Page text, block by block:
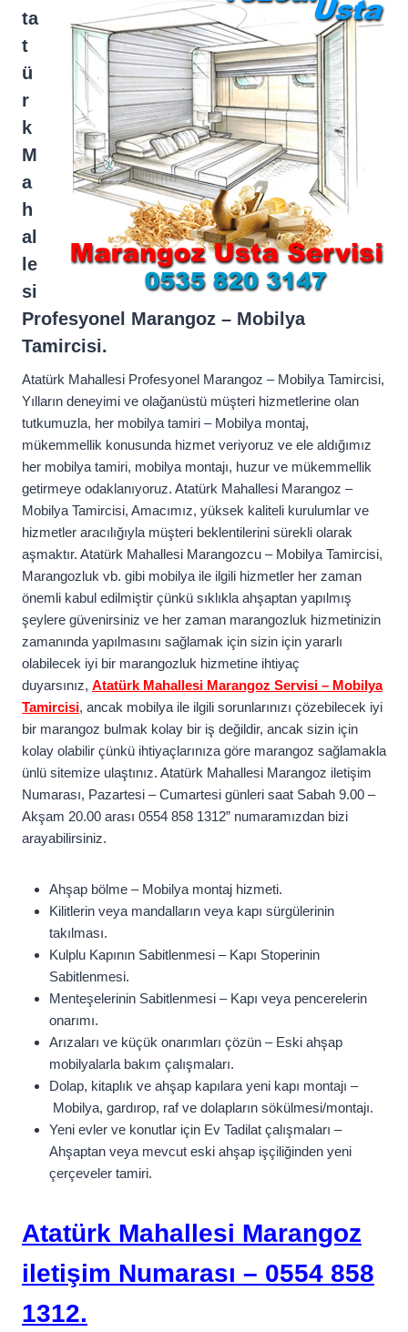
ta
t
ü
r
k
M
a
h
al
le
si
Profesyonel Marangoz – Mobilya
Tamircisi.
Atatürk Mahallesi Profesyonel Marangoz – Mobilya Tamircisi,
Yılların deneyimi ve olağanüstü müşteri hizmetlerine olan
tutkumuzla, her mobilya tamiri – Mobilya montaj,
mükemmellik konusunda hizmet veriyoruz ve ele aldığımız
her mobilya tamiri, mobilya montajı, huzur ve mükemmellik
getirmeye odaklanıyoruz. Atatürk Mahallesi Marangoz –
Mobilya Tamircisi, Amacımız, yüksek kaliteli kurulumlar ve
hizmetler aracılığıyla müşteri beklentilerini sürekli olarak
aşmaktır. Atatürk Mahallesi Marangozcu – Mobilya Tamircisi,
Marangozluk vb. gibi mobilya ile ilgili hizmetler her zaman
önemli kabul edilmiştir çünkü sıklıkla ahşaptan yapılmış
şeylere güvenirsiniz ve her zaman marangozluk hizmetinizin
zamanında yapılmasını sağlamak için sizin için yararlı
olabilecek iyi bir marangozluk hizmetine ihtiyaç
duyarsınız, Atatürk Mahallesi Marangoz Servisi – Mobilya
Tamircisi, ancak mobilya ile ilgili sorunlarınızı çözebilecek iyi
bir marangoz bulmak kolay bir iş değildir, ancak sizin için
kolay olabilir çünkü ihtiyaçlarınıza göre marangoz sağlamakla
ünlü sitemize ulaştınız. Atatürk Mahallesi Marangoz iletişim
Numarası, Pazartesi – Cumartesi günleri saat Sabah 9.00 –
Akşam 20.00 arası 0554 858 1312” numaramızdan bizi
arayabilirsiniz.
Ahşap bölme – Mobilya montaj hizmeti.
Kilitlerin veya mandalların veya kapı sürgülerinin
takılması.
Kulplu Kapının Sabitlenmesi – Kapı Stoperinin
Sabitlenmesi.
Menteşelerinin Sabitlenmesi – Kapı veya pencerelerin
onarımı.
Arızaları ve küçük onarımları çözün – Eski ahşap
mobilyalarla bakım çalışmaları.
Dolap, kitaplık ve ahşap kapılara yeni kapı montajı –
Mobilya, gardırop, raf ve dolapların sökülmesi/montajı.
Yeni evler ve konutlar için Ev Tadilat çalışmaları –
Ahşaptan veya mevcut eski ahşap işçiliğinden yeni
çerçeveler tamiri.
Atatürk Mahallesi Marangoz
iletişim Numarası – 0554 858
1312.